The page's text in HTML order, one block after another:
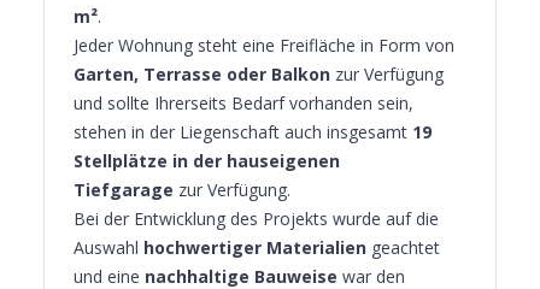
m².
Jeder Wohnung steht eine Freifläche in Form von
Garten, Terrasse oder Balkon zur Verfügung
und sollte Ihrerseits Bedarf vorhanden sein,
stehen in der Liegenschaft auch insgesamt 19
Stellplätze in der hauseigenen
Tiefgarage zur Verfügung.
Bei der Entwicklung des Projekts wurde auf die
Auswahl hochwertiger Materialien geachtet
und eine nachhaltige Bauweise war den